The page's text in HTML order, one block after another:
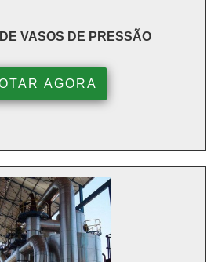
VASOS DE PRESSÃO
AGORA